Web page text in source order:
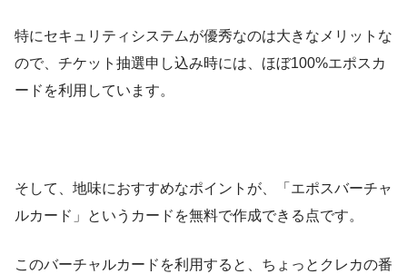
特にセキュリティシステムが優秀なのは大きなメリットな
ので、チケット抽選申し込み時には、ほぼ100%エポスカ
ードを利用しています。
そして、地味におすすめなポイントが、「エポスバーチャ
ルカード」というカードを無料で作成できる点です。
このバーチャルカードを利用すると、ちょっとクレカの番